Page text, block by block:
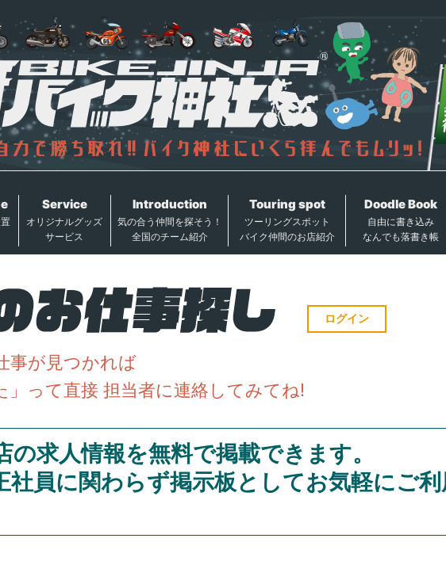
Service
オリジナルグッズ
サービス
Introduction
気の合う仲間を探そう！
全国のチーム紹介
Touring spot
ツーリングスポット
バイク仲間のお店紹介
Doodle Book
自由に書き込み
なんでも落書き帳
ログイン
事が見つかれば
」って直接 担当者に連絡してみてね!
求人情報を無料で掲載できます。
社員に関わらず掲示板としてお気軽にご利